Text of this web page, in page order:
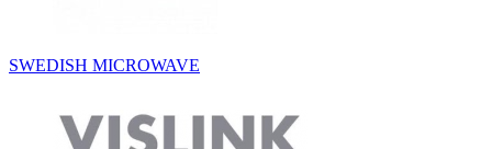
SWEDISH MICROWAVE